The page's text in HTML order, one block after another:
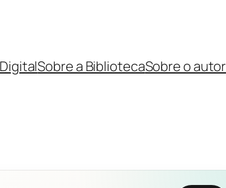
Sobre a BibliotecaSobre o autor